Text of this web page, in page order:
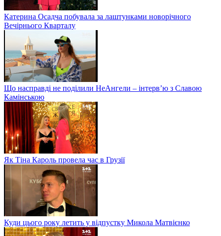
Катерина Осадча побувала за лаштунками новорічного
Вечірнього Кварталу
Що насправді не поділили НеАнгели – інтерв’ю з Славою
Камінською
Як Тіна Кароль провела час в Грузії
Куди цього року летить у відпустку Микола Матвієнко